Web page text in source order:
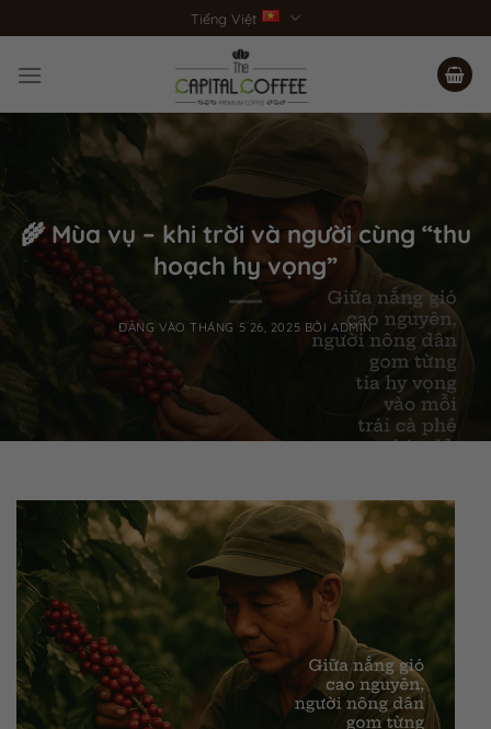
qua
nội
Tiếng Việt
🌾 Mùa vụ – khi trời và người cùng “thu
hoạch hy vọng”
ĐĂNG VÀOTHÁNG 5 26, 2025 BỞI ADMIN